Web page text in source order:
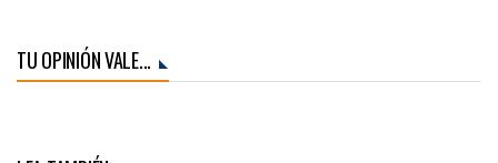
TU OPINIÓN VALE...